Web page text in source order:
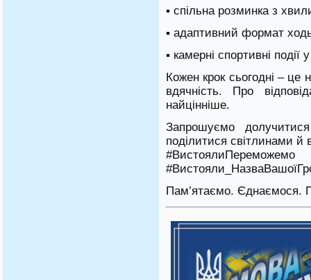
▪ спільна розминка з
▪ адаптивний формат
▪ камерні спортивні
Кожен крок сьогодні – це
вдячність. Про
найцінніше.
Запрошуємо
поділитися світлинами й
Пам’ятаємо. Єднаємося.